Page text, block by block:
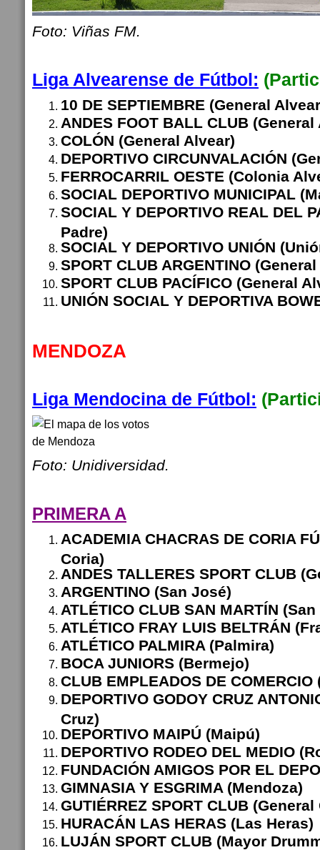
Foto: Viñas FM.
Liga Alvearense de Fútbol:
10 DE SEPTIEMBRE (General
ANDES FOOT BALL CLUB (General
COLÓN (General Alvear)
DEPORTIVO CIRCUNVALACIÓN
FERROCARRIL OESTE (Colonia
SOCIAL DEPORTIVO MUNICIPAL
SOCIAL Y DEPORTIVO REAL DEL
Padre)
SOCIAL Y DEPORTIVO UNIÓN
SPORT CLUB ARGENTINO
SPORT CLUB PACÍFICO (General
UNIÓN SOCIAL Y DEPORTIVA
MENDOZA
Liga Mendocina de Fútbol:
Foto: Unidiversidad.
PRIMERA A
ACADEMIA CHACRAS DE CORIA
Coria)
ANDES TALLERES SPORT CLUB
ARGENTINO (San José)
ATLÉTICO CLUB SAN MARTÍN
ATLÉTICO FRAY LUIS BELTRÁN
ATLÉTICO PALMIRA (Palmira)
BOCA JUNIORS (Bermejo)
CLUB EMPLEADOS DE
DEPORTIVO GODOY CRUZ
Cruz)
DEPORTIVO MAIPÚ (Maipú)
DEPORTIVO RODEO DEL MEDIO
FUNDACIÓN AMIGOS POR EL
GIMNASIA Y ESGRIMA (Mendoza)
GUTIÉRREZ SPORT CLUB
HURACÁN LAS HERAS (Las Heras)
LUJÁN SPORT CLUB (Mayor